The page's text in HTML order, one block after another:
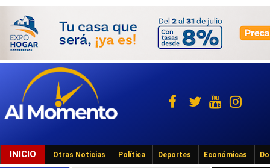
INICIO Otras Noticias Política Deportes Económicas